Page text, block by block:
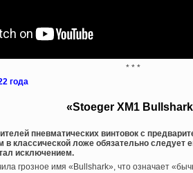
* * *
года
«Stoeger XM1
пневматических винтовок с
классической ложе обязательно следует
исключением.
грозное имя «Bullshark», что означает